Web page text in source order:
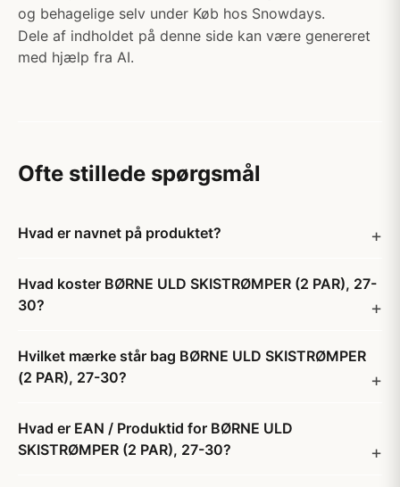
og behagelige selv under Køb hos Snowdays.
Dele af indholdet på denne side kan være genereret
med hjælp fra AI.
Ofte stillede spørgsmål
Hvad er navnet på produktet?
Hvad koster BØRNE ULD SKISTRØMPER (2 PAR), 27-
30?
Hvilket mærke står bag BØRNE ULD SKISTRØMPER
(2 PAR), 27-30?
Hvad er EAN / Produktid for BØRNE ULD
SKISTRØMPER (2 PAR), 27-30?